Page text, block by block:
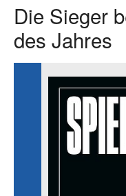
Die Sieger
des Jahres